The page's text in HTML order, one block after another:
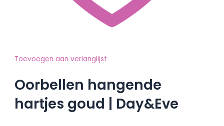
Toevoegen aan verlanglijst
Oorbellen hangende
hartjes goud | Day&Eve